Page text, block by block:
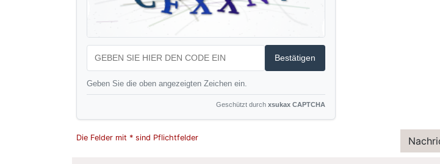
Bestätigen
Geben Sie die oben angezeigten Zeichen ein.
Geschützt durch xsukax CAPTCHA
Die Felder mit * sind Pflichtfelder